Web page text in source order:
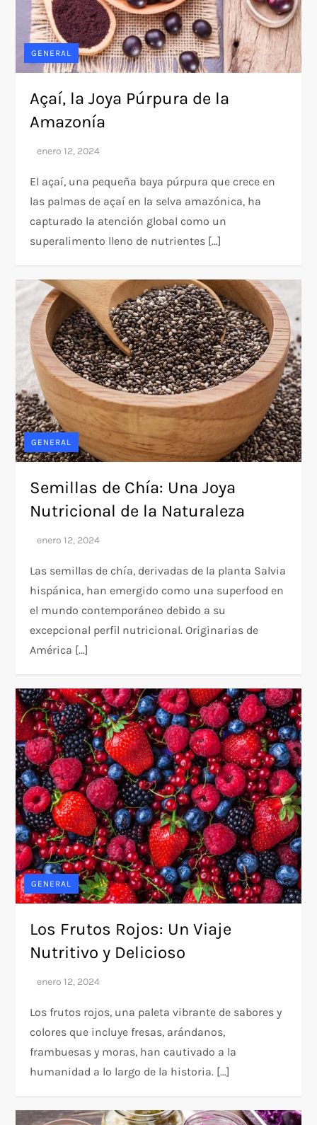
GENERAL
Açaí, la Joya Púrpura de la
Amazonía
El açaí, una pequeña baya púrpura que crece en
las palmas de açaí en la selva amazónica, ha
capturado la atención global como un
superalimento lleno de nutrientes […]
GENERAL
Semillas de Chía: Una Joya
Nutricional de la Naturaleza
Las semillas de chía, derivadas de la planta Salvia
hispánica, han emergido como una superfood en
el mundo contemporáneo debido a su
excepcional perfil nutricional. Originarias de
América […]
GENERAL
Los Frutos Rojos: Un Viaje
Nutritivo y Delicioso
Los frutos rojos, una paleta vibrante de sabores y
colores que incluye fresas, arándanos,
frambuesas y moras, han cautivado a la
humanidad a lo largo de la historia. […]